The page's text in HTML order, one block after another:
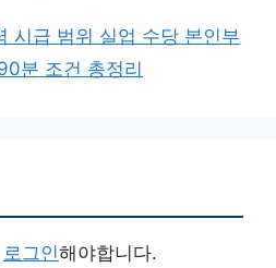
시급 범위 실업 수당 본인부
분 조건 총정리
로그인해야합니다.